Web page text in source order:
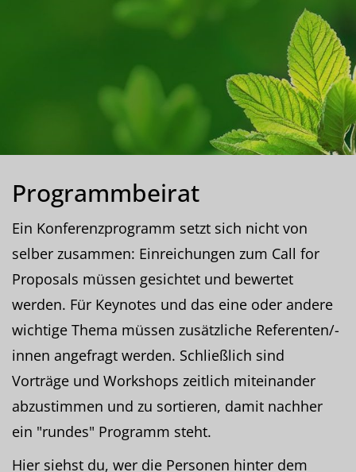
Programmbeirat
Ein Konferenzprogramm setzt sich nicht von
selber zusammen: Einreichungen zum Call for
Proposals müssen gesichtet und bewertet
werden. Für Keynotes und das eine oder andere
wichtige Thema müssen zusätzliche Referenten/-
innen angefragt werden. Schließlich sind
Vorträge und Workshops zeitlich miteinander
abzustimmen und zu sortieren, damit nachher
ein "rundes" Programm steht.
Hier siehst du, wer die Personen hinter dem